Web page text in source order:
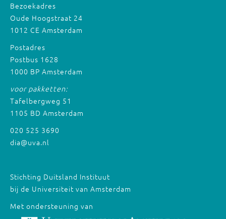
Bezoekadres
Oude Hoogstraat 24
1012 CE Amsterdam
Postadres
Postbus 1628
1000 BP Amsterdam
voor pakketten:
Tafelbergweg 51
1105 BD Amsterdam
020 525 3690
dia@uva.nl
Stichting Duitsland Instituut
bij de Universiteit van Amsterdam
Met ondersteuning van